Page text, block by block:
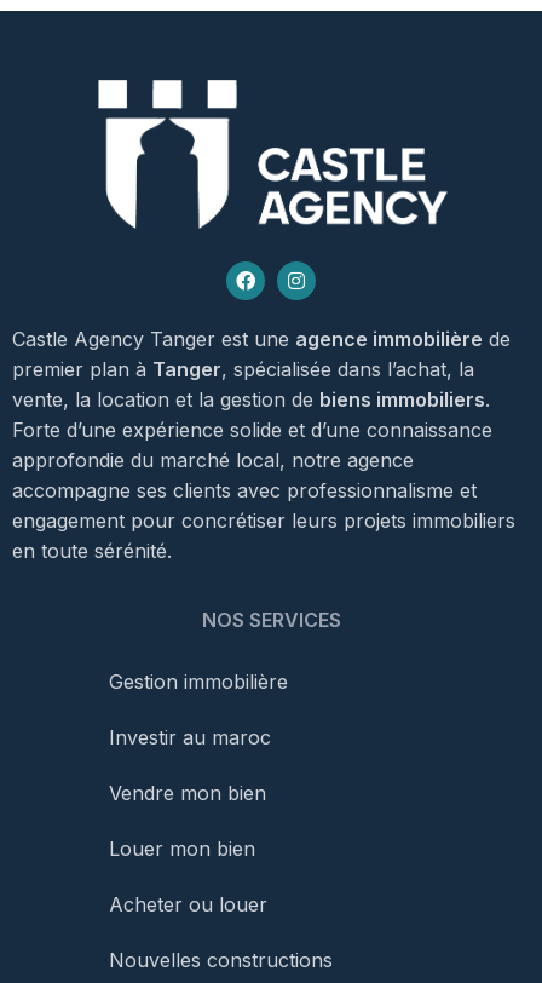
Castle Agency Tanger est une agence immobilière de
premier plan à Tanger, spécialisée dans l’achat, la
vente, la location et la gestion de biens immobiliers.
Forte d’une expérience solide et d’une connaissance
approfondie du marché local, notre agence
accompagne ses clients avec professionnalisme et
engagement pour concrétiser leurs projets immobiliers
en toute sérénité.
NOS SERVICES
Gestion immobilière
Investir au maroc
Vendre mon bien
Louer mon bien
Acheter ou louer
Nouvelles constructions